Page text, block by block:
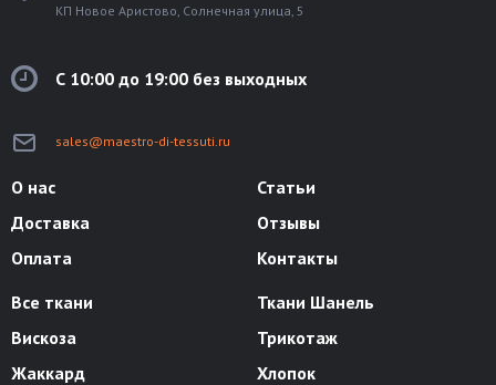
КП Новое Аристово, Солнечная улица, 5
С 10:00 до 19:00 без выходных
sales@maestro-di-tessuti.ru
О нас
Доставка
Оплата
Статьи
Отзывы
Контакты
Все ткани
Вискоза
Жаккард
Ткани Шанель
Трикотаж
Хлопок